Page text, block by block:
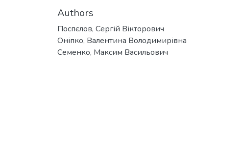
Authors
Поспєлов, Сергій Вікторович
Оніпко, Валентина Володимирівна
Семенко, Максим Васильович